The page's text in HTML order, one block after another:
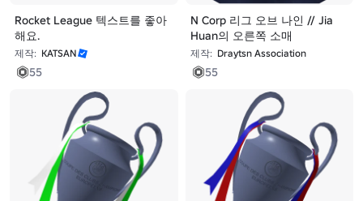
Rocket League 텍스트를 좋아
해요.
제작: KATSAN
55
N Corp 리그 오브 나인 // Jia
Huan의 오른쪽 소매
제작: Draytsn Association
55